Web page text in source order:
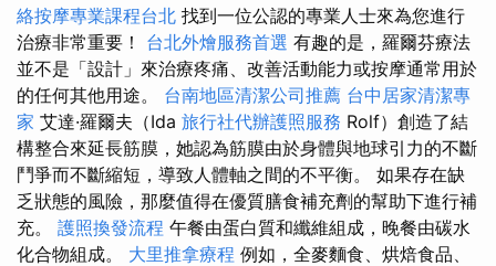
絡按摩專業課程台北 找到一位公認的專業人士來為您進行
治療非常重要！ 台北外燴服務首選 有趣的是，羅爾芬療法
並不是「設計」來治療疼痛、改善活動能力或按摩通常用於
的任何其他用途。 台南地區清潔公司推薦 台中居家清潔專
家 艾達·羅爾夫（Ida 旅行社代辦護照服務 Rolf）創造了結
構整合來延長筋膜，她認為筋膜由於身體與地球引力的不斷
鬥爭而不斷縮短，導致人體軸之間的不平衡。 如果存在缺
乏狀態的風險，那麼值得在優質膳食補充劑的幫助下進行補
充。 護照換發流程 午餐由蛋白質和纖維組成，晚餐由碳水
化合物組成。 大里推拿療程 例如，全麥麵食、烘焙食品、